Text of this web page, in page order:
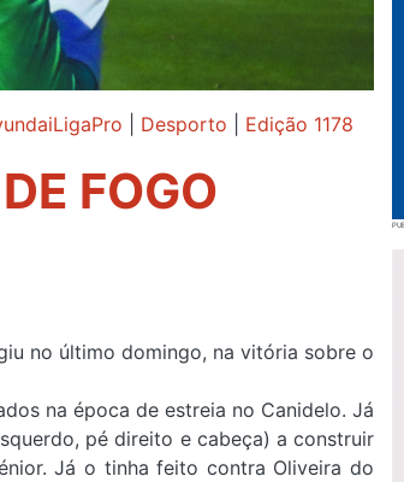
Desporto Edição 1178
FOGO
no último domingo, na vitória sobre o
na época de estreia no Canidelo. Já
pé direito e cabeça) a construir
Já o tinha feito contra Oliveira do